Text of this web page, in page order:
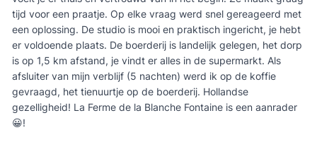
tijd voor een praatje. Op elke vraag werd snel gereageerd met
een oplossing. De studio is mooi en praktisch ingericht, je hebt
er voldoende plaats. De boerderij is landelijk gelegen, het dorp
is op 1,5 km afstand, je vindt er alles in de supermarkt. Als
afsluiter van mijn verblijf (5 nachten) werd ik op de koffie
gevraagd, het tienuurtje op de boerderij. Hollandse
gezelligheid! La Ferme de la Blanche Fontaine is een aanrader
😀!